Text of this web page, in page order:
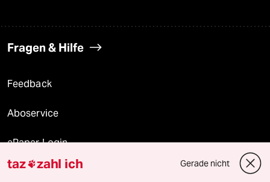
Fragen & Hilfe
Feedback
Aboservice
ePaper Login
Downloads für Abonnierende
taz zahl ich Gerade nicht